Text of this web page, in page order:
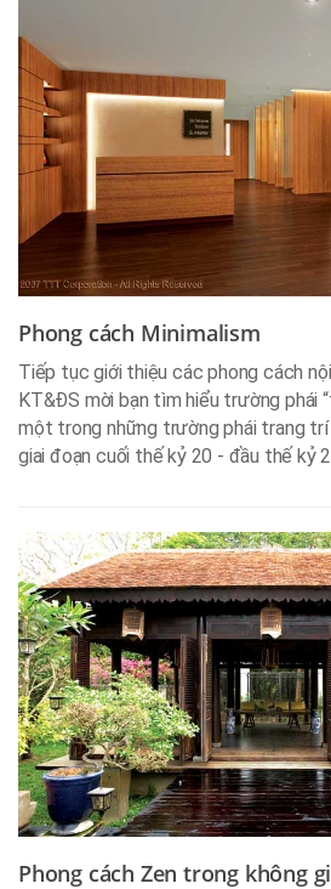
Phong cách Minimalism
Tiếp tục giới thiệu các phong cách
KT&ĐS mời bạn tìm hiểu trường phái
một trong những trường phái trang trí
giai đoạn cuối thế kỷ 20 - đầu thế kỷ
Phong cách Zen trong không